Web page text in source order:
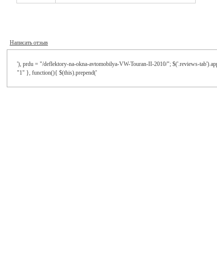
Написать отзыв
'), prdu = "/deflektory-na-okna-avtomobilya-VW-Touran-II-2010/"; $('.reviews-
"1" }, function(){ $(this).prepend('